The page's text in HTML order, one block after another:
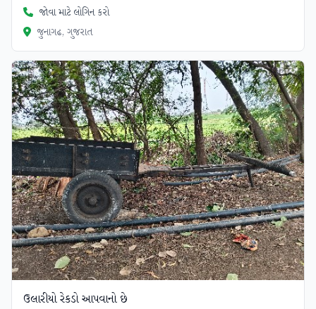
જોવા માટે લોગિન કરો
જુનાગઢ, ગુજરાત
ઉલારીયો રેકડો આપવાનો છે